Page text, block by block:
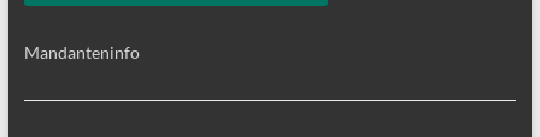
Mandanteninfo